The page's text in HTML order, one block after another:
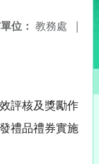
位： 教務處 |
評核及獎勵作
禮品禮券實施